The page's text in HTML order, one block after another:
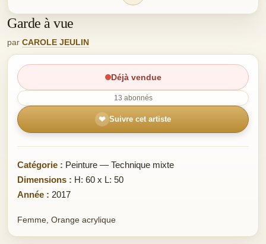
Garde à vue
par CAROLE JEULIN
Déjà vendue
13 abonnés
❤ Suivre cet artiste
Catégorie : Peinture — Technique mixte
Dimensions : H: 60 x L: 50
Année : 2017
Femme, Orange acrylique